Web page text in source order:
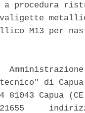
a procedura
M13 per
di
Capua
621655